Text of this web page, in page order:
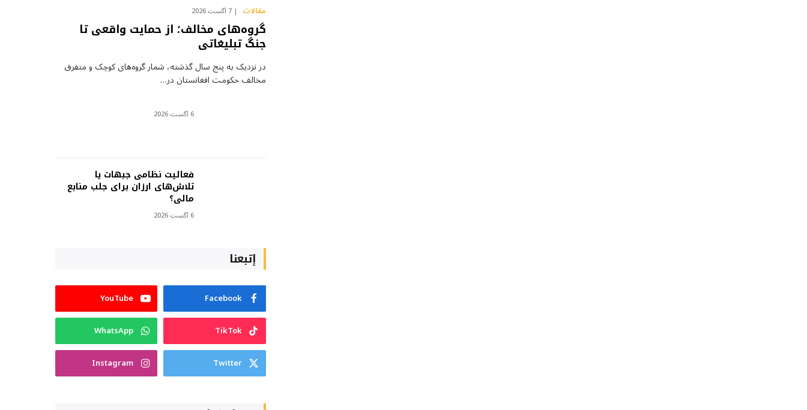
مقالات 7 آگست 2026
گروه‌های مخالف؛ از حمایت واقعی تا
جنگ تبلیغاتی
در نزدیک به پنج سال گذشته، شمار گروه‌های کوچک و متفرق
مخالف حکومت افغانستان در…
6 آگست 2026
فعالیت نظامی جبهات یا
تلاش‌های ارزان برای جلب منابع
مالی؟
6 آگست 2026
إتبعنا
Facebook
YouTube
TikTok
WhatsApp
Twitter
Instagram